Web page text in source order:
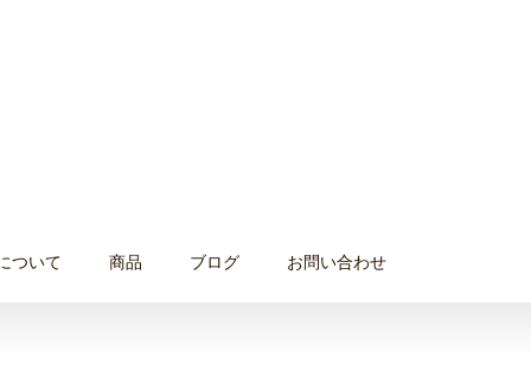
ついて 商品 ブログ お問い合わせ